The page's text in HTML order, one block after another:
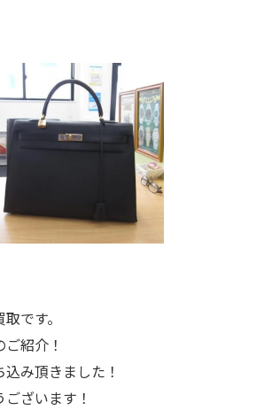
です。
紹介！
み頂きました！
ざいます！